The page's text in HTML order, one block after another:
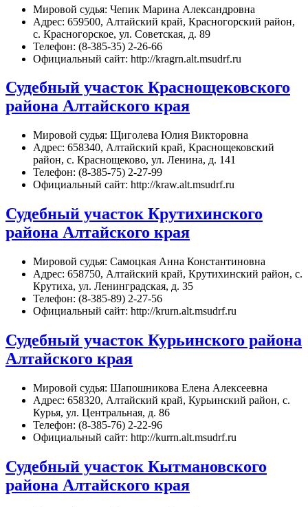
Мировой судья: Чепик Марина Александровна
Адрес: 659500, Алтайский край, Красногорский район,
с. Красногорское, ул. Советская, д. 89
Телефон: (8-385-35) 2-26-66
Официальный сайт: http://kragrn.alt.msudrf.ru
Судебный участок Краснощековского
района Алтайского края
Мировой судья: Щиголева Юлия Викторовна
Адрес: 658340, Алтайский край, Краснощековский
район, с. Краснощеково, ул. Ленина, д. 141
Телефон: (8-385-75) 2-27-99
Официальный сайт: http://kraw.alt.msudrf.ru
Судебный участок Крутихинского
района Алтайского края
Мировой судья: Самоцкая Анна Константиновна
Адрес: 658750, Алтайский край, Крутихинский район, с.
Крутиха, ул. Ленинградская, д. 35
Телефон: (8-385-89) 2-27-56
Официальный сайт: http://krurn.alt.msudrf.ru
Судебный участок Курьинского района
Алтайского края
Мировой судья: Шапошникова Елена Алексеевна
Адрес: 658320, Алтайский край, Курьинский район, с.
Курья, ул. Центральная, д. 86
Телефон: (8-385-76) 2-22-96
Официальный сайт: http://kurrn.alt.msudrf.ru
Судебный участок Кытмановского
района Алтайского края